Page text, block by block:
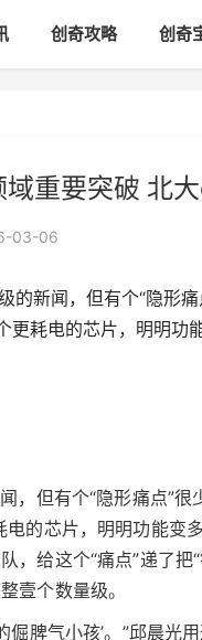
创奇攻略 创奇
重要突破 北
03-06
的新闻，但有个“隐形
更耗电的芯片，明明
，但有个“隐形痛点”
电的芯片，明明功能
，给这个“痛点”递了
壹个数量级。
倔脾气小孩’。”邱晨